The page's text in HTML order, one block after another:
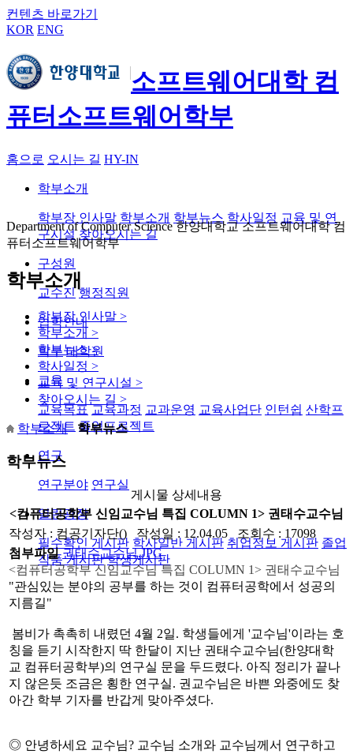
컨텐츠 바로가기
KOR ENG
소프트웨어대학 컴
퓨터소프트웨어학부
홈으로 오시는 길 HY-IN
학부소개
학부장 인사말 학부소개 학부뉴스 학사일정 교육 및 연
구시설 찾아오시는 길
구성원
교수진 행정직원
입학안내
학부 대학원
교육
교육목표 교육과정 교과운영 교육사업단 인턴쉽 산학프
로젝트 졸업프로젝트
연구
연구분야 연구실
열린광장
필수확인 게시판 학사일반 게시판 취업정보 게시판 졸업
작품 게시판 학생게시판
Department of Computer Science 한양대학교 소프트웨어대학 컴
퓨터소프트웨어학부
학부소개
학부장 인사말 >
학부소개 >
학부뉴스>
학사일정 >
교육 및 연구시설 >
찾아오시는 길 >
학부소개 학부뉴스
학부뉴스
게시물 상세내용
<컴퓨터공학부 신임교수님 특집 COLUMN 1> 권태수교수님
작성자 : 컴공기자단() 작성일 : 12.04.05 조회수 : 17098
첨부파일 권태수교수님.JPG
<컴퓨터공학부 신임교수님 특집 COLUMN 1> 권태수교수님
"관심있는 분야의 공부를 하는 것이 컴퓨터공학에서 성공의
지름길"
봄비가 촉촉히 내렸던 4월 2일. 학생들에게 '교수님'이라는 호
칭을 듣기 시작한지 딱 한달이 지난 권태수교수님(한양대학
교 컴퓨터공학부)의 연구실 문을 두드렸다. 아직 정리가 끝나
지 않은듯 조금은 횡한 연구실. 권교수님은 바쁜 와중에도 찾
아간 학부 기자를 반갑게 맞아주셨다.
◎ 안녕하세요 교수님? 교수님 소개와 교수님께서 연구하고